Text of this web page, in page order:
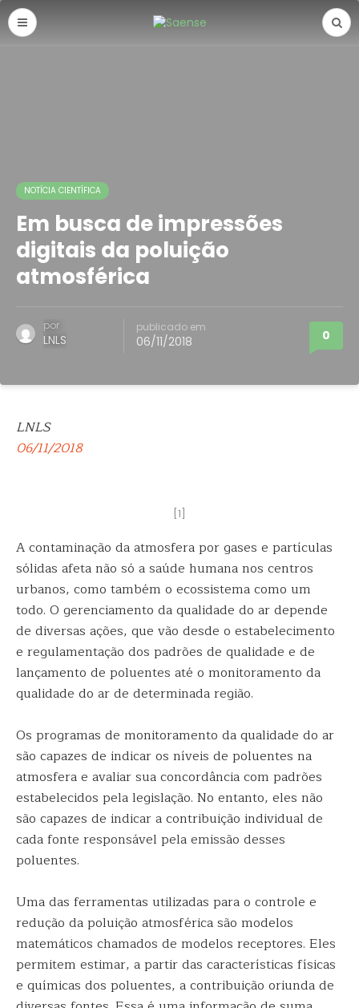
NOTÍCIA CIENTÍFICA
Em busca de impressões
digitais da poluição
atmosférica
por
LNLS
publicado em
06/11/2018 0
LNLS
06/11/2018
[1]
A contaminação da atmosfera por gases e partículas
sólidas afeta não só a saúde humana nos centros
urbanos, como também o ecossistema como um
todo. O gerenciamento da qualidade do ar depende
de diversas ações, que vão desde o estabelecimento
e regulamentação dos padrões de qualidade e de
lançamento de poluentes até o monitoramento da
qualidade do ar de determinada região.
Os programas de monitoramento da qualidade do ar
são capazes de indicar os níveis de poluentes na
atmosfera e avaliar sua concordância com padrões
estabelecidos pela legislação. No entanto, eles não
são capazes de indicar a contribuição individual de
cada fonte responsável pela emissão desses
poluentes.
Uma das ferramentas utilizadas para o controle e
redução da poluição atmosférica são modelos
matemáticos chamados de modelos receptores. Eles
permitem estimar, a partir das características físicas
e químicas dos poluentes, a contribuição oriunda de